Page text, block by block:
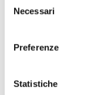
delNecessari
Preferenze
Statistiche